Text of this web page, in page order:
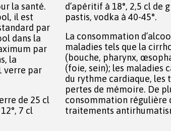
la santé.
il est
par
dans la
par
la
verre par
de 25 cl
7 cl
d’apéritif à 18°, 2,5 cl de
pastis, vodka à 40-45°.
La consommation
maladies tels que la
(bouche, pharynx,
(foie, sein); les maladies
du rythme cardiaque, les
pertes de mémoire. De
consommation régulière
traitements